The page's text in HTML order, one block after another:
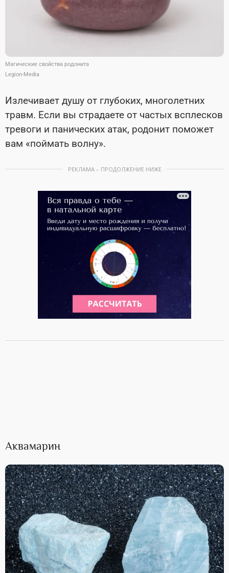
Магические свойства родонита
Legion-Media
Излечивает душу от глубоких, многолетних
травм. Если вы страдаете от частых всплесков
тревоги и панических атак, родонит поможет
вам «поймать волну».
РЕКЛАМА – ПРОДОЛЖЕНИЕ НИЖЕ
Аквамарин